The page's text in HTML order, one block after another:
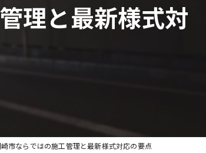
理と最新様式対
市ならではの施工管理と最新様式対応の要点